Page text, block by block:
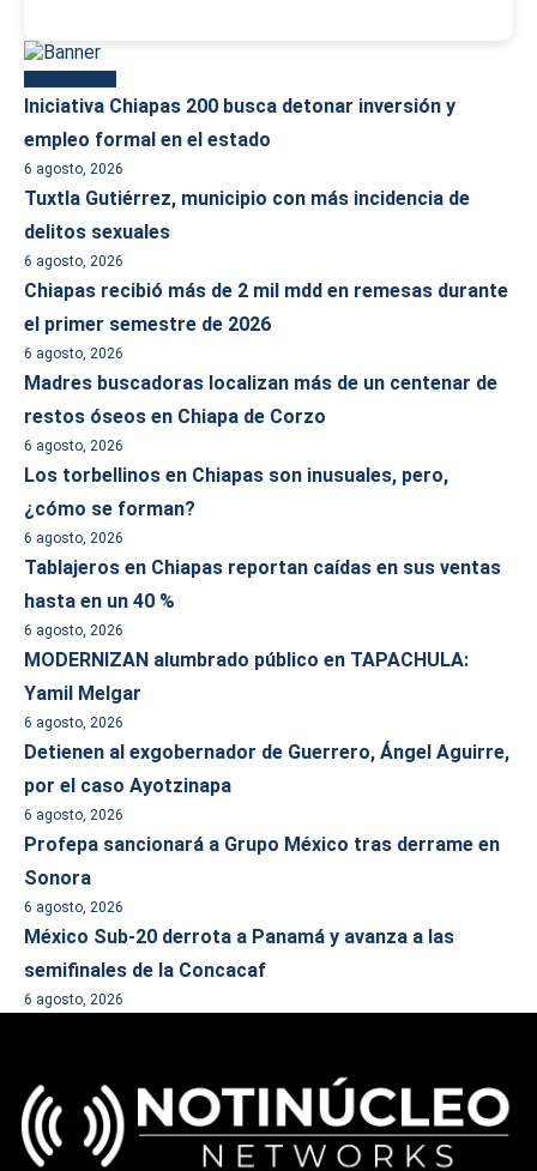
Iniciativa Chiapas 200 busca detonar inversión y
empleo formal en el estado
6 agosto, 2026
Tuxtla Gutiérrez, municipio con más incidencia de
delitos sexuales
6 agosto, 2026
Chiapas recibió más de 2 mil mdd en remesas durante
el primer semestre de 2026
6 agosto, 2026
Madres buscadoras localizan más de un centenar de
restos óseos en Chiapa de Corzo
6 agosto, 2026
Los torbellinos en Chiapas son inusuales, pero,
¿cómo se forman?
6 agosto, 2026
Tablajeros en Chiapas reportan caídas en sus ventas
hasta en un 40 %
6 agosto, 2026
MODERNIZAN alumbrado público en TAPACHULA:
Yamil Melgar
6 agosto, 2026
Detienen al exgobernador de Guerrero, Ángel Aguirre,
por el caso Ayotzinapa
6 agosto, 2026
Profepa sancionará a Grupo México tras derrame en
Sonora
6 agosto, 2026
México Sub-20 derrota a Panamá y avanza a las
semifinales de la Concacaf
6 agosto, 2026